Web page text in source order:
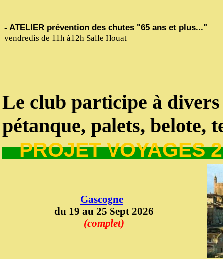
- ATELIER prévention des chutes "65 ans et plus..."
vendredis de 11h à12h Salle Houat
Le club participe à
pétanque, palets, belote,
PROJET VOYAGES
Gascogne
du 19 au 25 Sept 2026
(complet)